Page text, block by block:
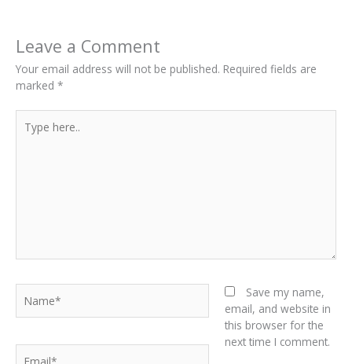
Leave a Comment
Your email address will not be published. Required fields are
marked *
here..
Save my name,
email, and website in
this browser for the
next time I comment.